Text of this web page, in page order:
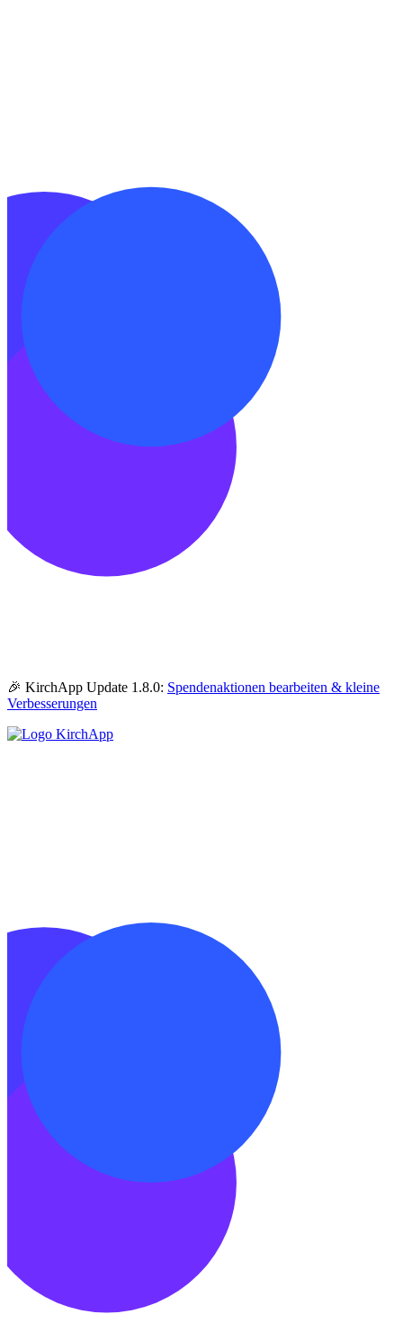
🎉 KirchApp Update 1.8.0: Spendenaktionen bearbeiten & kleine
Verbesserungen
KirchApp